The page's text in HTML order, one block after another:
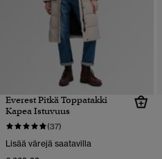
Everest Pitkä Toppatakki
Kapea Istuvuus
(37)
Lisää värejä saatavilla